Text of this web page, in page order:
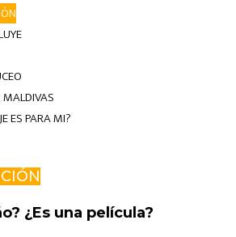
ES PARA MI?
¿Es una película?